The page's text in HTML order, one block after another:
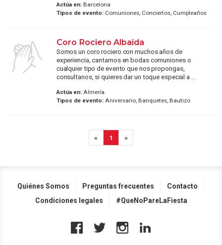
Actúa en:Barcelona
Tipos de evento:Comuniones, Conciertos, Cumpleaños
Coro Rociero Albaida
Somos un coro rociero con muchos años de
experiencia, cantamos en bodas comuniones o
cualquier tipo de evento que nos propongas,
consultanos, si quieres dar un toque especial a ...
Actúa en:Almería
Tipos de evento:Aniversario, Banquetes, Bautizo
« 1 »
Quiénes Somos Preguntas frecuentes
Contacto
Condiciones legales
#QueNoPareLaFiesta